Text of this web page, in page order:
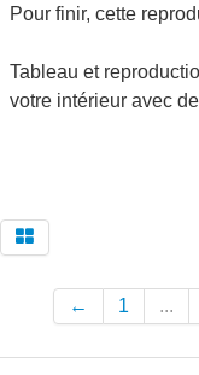
Pour finir, cette
Tableau et
votre intérieur avec de
← 1 ...